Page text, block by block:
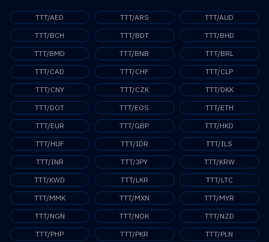
TTT/AED TTT/ARS
TTT/AUD
TTT/BCH
TTT/BDT
TTT/BHD
TTT/BMD
TTT/BNB
TTT/BRL
TTT/CAD
TTT/CHF
TTT/CLP
TTT/CNY
TTT/CZK
TTT/DKK
TTT/DOT
TTT/EOS
TTT/ETH
TTT/EUR
TTT/GBP
TTT/HKD
TTT/HUF
TTT/IDR
TTT/ILS
TTT/INR
TTT/JPY
TTT/KRW
TTT/KWD
TTT/LKR
TTT/LTC
TTT/MMK
TTT/MXN
TTT/MYR
TTT/NGN
TTT/NOK
TTT/NZD
TTT/PHP
TTT/PKR
TTT/PLN